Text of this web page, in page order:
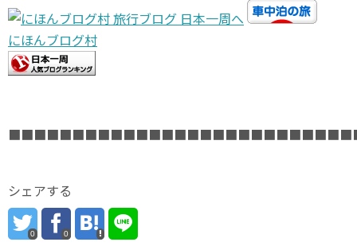
にほんブログ村
シェアする
0 0